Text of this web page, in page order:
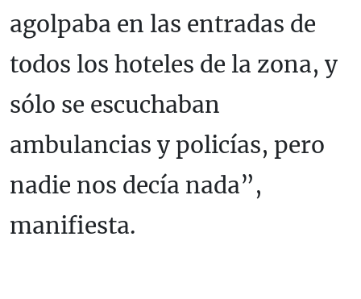
agolpaba en las entradas de
todos los hoteles de la zona, y
sólo se escuchaban
ambulancias y policías, pero
nadie nos decía nada”,
manifiesta.